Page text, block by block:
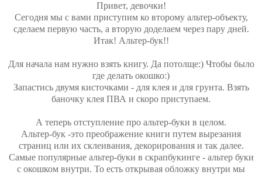
Привет, девочки!
Сегодня мы с вами приступим ко второму альтер-объекту,
сделаем первую часть, а вторую доделаем через пару дней.
Итак! Альтер-бук!!
Для начала нам нужно взять книгу. Да потолще:) Чтобы было
где делать окошко:)
Запастись двумя кисточками - для клея и для грунта. Взять
баночку клея ПВА и скоро приступаем.
А теперь отступление про альтер-буки в целом.
Альтер-бук -это преображение книги путем вырезания
страниц или их склеивания, декорирования и так далее.
Самые популярные альтер-буки в скрапбукинге - альтер буки
с окошком внутри. То есть открывая обложку внутри мы